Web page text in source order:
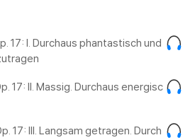
17: I. Durchaus phantastisch und
17: II. Massig. Durchaus energisc
17: III. Langsam getragen. Durch